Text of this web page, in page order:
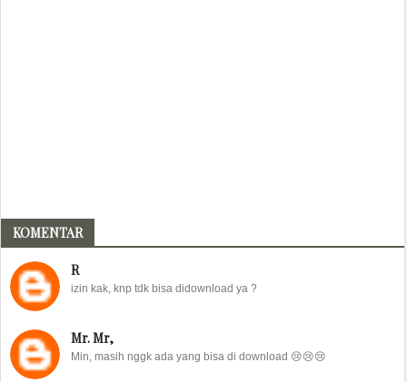
KOMENTAR
R
izin kak, knp tdk bisa didownload ya ?
Mr. Mr,
Min, masih nggk ada yang bisa di download 😢😢😢